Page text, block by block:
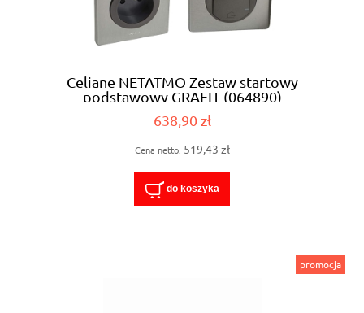
Celiane NETATMO Zestaw startowy
podstawowy GRAFIT (064890)
638,90 zł
Cena netto: 519,43 zł
do koszyka
promocja